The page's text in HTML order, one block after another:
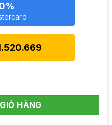
KG100ESGUS9 số lượng
HÀNG